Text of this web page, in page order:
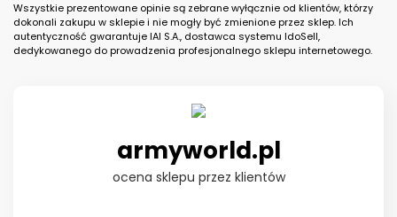
Wszystkie prezentowane opinie są zebrane wyłącznie od klientów, którzy
dokonali zakupu w sklepie i nie mogły być zmienione przez sklep. Ich
autentyczność gwarantuje IAI S.A., dostawca systemu IdoSell,
dedykowanego do prowadzenia profesjonalnego sklepu internetowego.
armyworld.pl
ocena sklepu przez klientów